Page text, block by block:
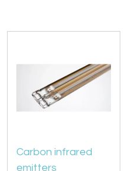
Carbon infrared
emitters